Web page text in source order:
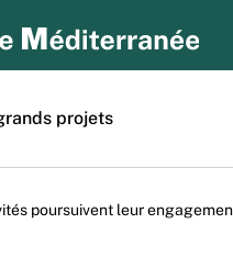
projets
poursuivent leur